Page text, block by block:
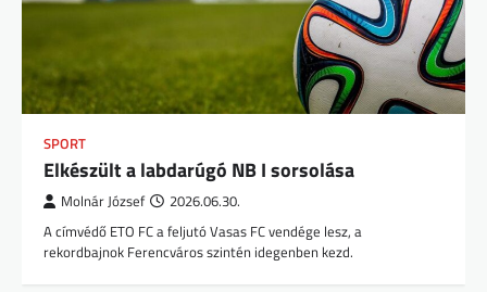
SPORT
Elkészült a labdarúgó NB I sorsolása
Molnár József 2026.06.30.
A címvédő ETO FC a feljutó Vasas FC vendége lesz, a
rekordbajnok Ferencváros szintén idegenben kezd.